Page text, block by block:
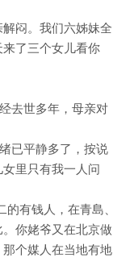
闷。我们六姊妹全
了三个女儿看你
去世多年，母亲对
已平静多了，按说
里只有我一人问
有钱人，在青島、
你姥爷又在北京做
个媒人在当地有地